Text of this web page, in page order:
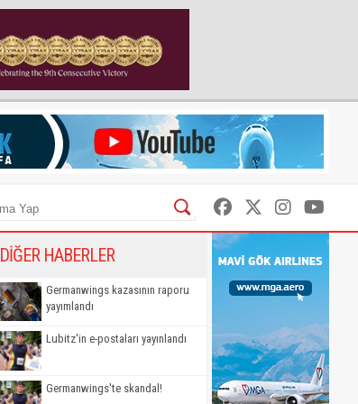
DİĞER HABERLER
Germanwings kazasının raporu
yayımlandı
Lubitz'in e-postaları yayınlandı
Germanwings'te skandal!